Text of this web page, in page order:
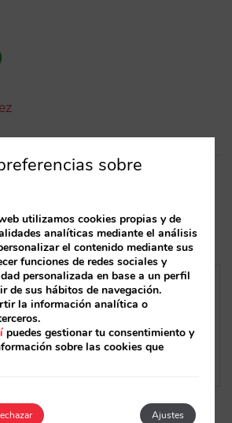
del hotelero:
demanda (Parte 1)
demanda, la venta directa
sobre
utilizamos cookies propias y de
analíticas mediante el análisis
el contenido mediante sus
funciones de redes sociales y
personalizada en base a un perfil
de sus hábitos de navegación.
la información analítica o
puedes gestionar tu consentimiento y
sobre las cookies que
Ajustes